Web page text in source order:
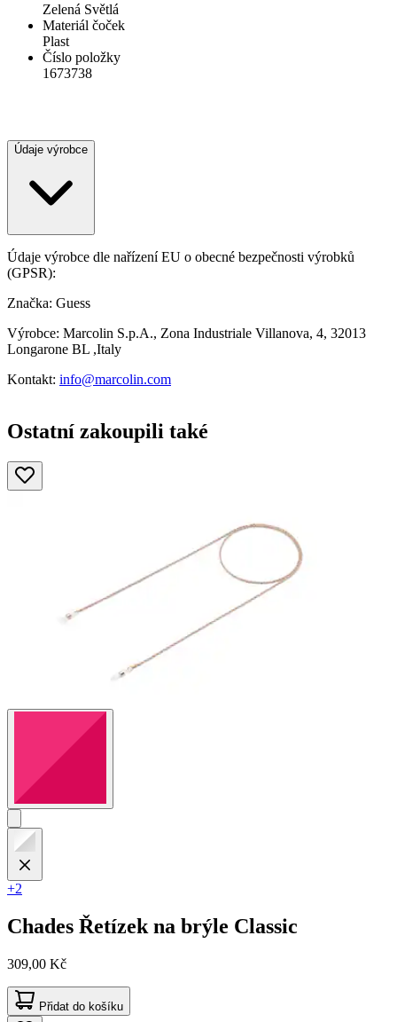
Zelená Světlá
Materiál čoček
Plast
Číslo položky
1673738
Údaje výrobce
Údaje výrobce dle nařízení EU o obecné bezpečnosti výrobků
(GPSR):
Značka: Guess
Výrobce: Marcolin S.p.A., Zona Industriale Villanova, 4, 32013
Longarone BL ,Italy
Kontakt: info@marcolin.com
Ostatní zakoupili také
+2
Chades Řetízek na brýle Classic
309,00 Kč
Přidat do košíku